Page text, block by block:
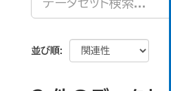
並び順